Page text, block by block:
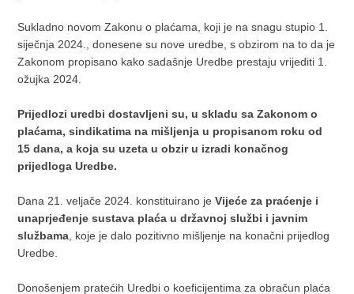
Sukladno novom Zakonu o plaćama, koji je na snagu stupio 1.
siječnja 2024., donesene su nove uredbe, s obzirom na to da je
Zakonom propisano kako sadašnje Uredbe prestaju vrijediti 1.
ožujka 2024.
Prijedlozi uredbi dostavljeni su, u skladu sa Zakonom o
plaćama, sindikatima na mišljenja u propisanom roku od
15 dana, a koja su uzeta u obzir u izradi konačnog
prijedloga Uredbe.
Dana 21. veljače 2024. konstituirano jeVijeće za praćenje i
unaprjeđenje sustava plaća u državnoj službi i javnim
službama , koje je dalo pozitivno mišljenje na konačni prijedlog
Uredbe.
Donošenjem pratećih Uredbi o koeficijentima za obračun plaća